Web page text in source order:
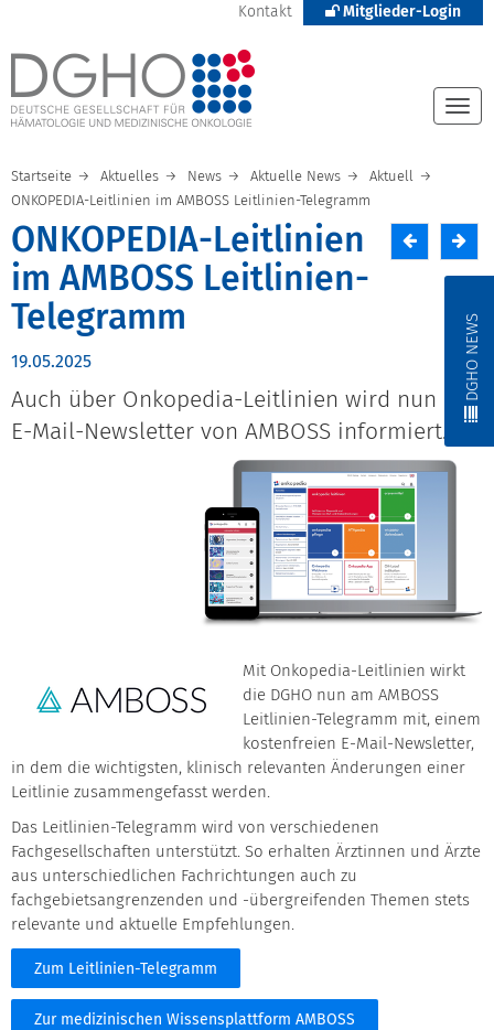
Kontakt Mitglieder-Login
DGHO NEWS
Startseite Aktuelles News Aktuelle News
Aktuell
ONKOPEDIA-Leitlinien im AMBOSS Leitlinien-Telegramm
ONKOPEDIA-Leitlinien
im AMBOSS Leitlinien-
Telegramm
19.05.2025
Auch über Onkopedia-Leitlinien wird nun im
E-Mail-Newsletter von AMBOSS informiert.
Mit Onkopedia-Leitlinien wirkt
die DGHO nun am AMBOSS
Leitlinien-Telegramm mit, einem
kostenfreien E-Mail-Newsletter,
in dem die wichtigsten, klinisch relevanten Änderungen einer
Leitlinie zusammengefasst werden.
Das Leitlinien-Telegramm wird von verschiedenen
Fachgesellschaften unterstützt. So erhalten Ärztinnen und Ärzte
aus unterschiedlichen Fachrichtungen auch zu
fachgebietsangrenzenden und -übergreifenden Themen stets
relevante und aktuelle Empfehlungen.
Zum Leitlinien-Telegramm
Zur medizinischen Wissensplattform AMBOSS